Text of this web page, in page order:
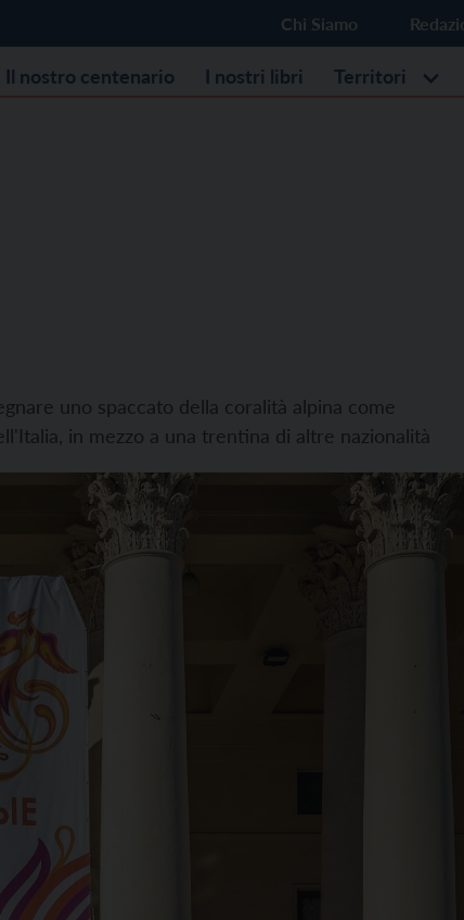
Chi Siamo
Il nostro centenario I nostri libri Territori
uno spaccato della coralità alpina come
in mezzo a una trentina di altre nazionalità